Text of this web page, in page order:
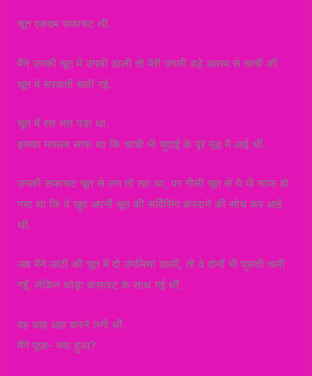
चूत एकदम सफाचट थी.
मैंने उनकी चूत में उंगली डाली तो मेरी उंगली बड़े आराम से चाची की
चूत में सरकती चली गई.
चूत में रस भरा पड़ा था.
इसका मतलब साफ था कि चाची भी चुदाई के पूरे मूड में आई थीं.
उनकी सफाचट चूत से लग तो रहा था, पर गीली चूत से ये भी साफ हो
गया था कि वे खुद अपनी चूत की सर्विसिंग करवाने की सोच कर आई
थीं.
अब मैंने आंटी की चूत में दो उंगलियां डालीं, तो वे दोनों भी घुसती चली
गईं, लेकिन थोड़ा कसावट के साथ गई थीं.
वह आह आह करने लगी थीं.
मैंने पूछा- क्या हुआ?